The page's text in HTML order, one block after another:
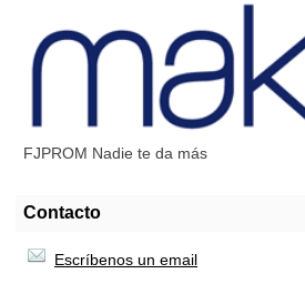
FJPROM Nadie te da más
Contacto
Escríbenos un email